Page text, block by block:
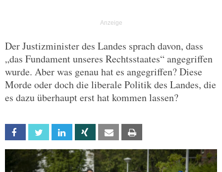
Der Justizminister des Landes sprach davon, dass
„das Fundament unseres Rechtsstaates“ angegriffen
wurde. Aber was genau hat es angegriffen? Diese
Morde oder doch die liberale Politik des Landes, die
es dazu überhaupt erst hat kommen lassen?
Facebook Twitter Linkedin Xing Email